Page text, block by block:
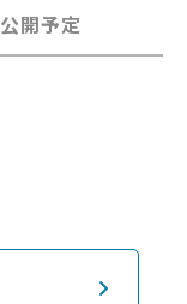
公開予定